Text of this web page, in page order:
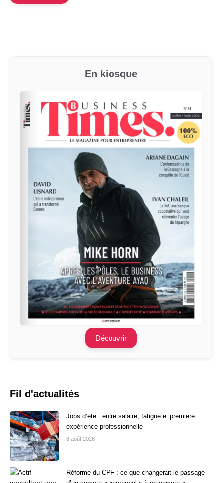
En kiosque
Découvrir
Fil d'actualités
Jobs d’été : entre salaire, fatigue et première
expérience professionnelle
8 août 2026
Réforme du CPF : ce que changerait le passage